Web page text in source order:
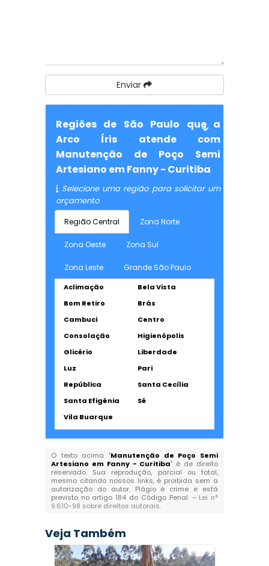
Enviar
Regiões de São Paulo que a
Arco Íris atende com
Manutenção de Poço Semi
Artesiano em Fanny - Curitiba
Selecione uma região para solicitar um
orçamento
Região Central Zona Norte
Zona Oeste Zona Sul
Zona Leste Grande São Paulo
Aclimação
Bela Vista
Bom Retiro
Brás
Cambuci
Centro
Consolação
Higienópolis
Glicério
Liberdade
Luz
Pari
República
Santa Cecília
Santa Efigênia
Sé
Vila Buarque
O texto acima "Manutenção de Poço Semi
Artesiano em Fanny - Curitiba" é de direito
reservado. Sua reprodução, parcial ou total,
mesmo citando nossos links, é proibida sem a
autorização do autor. Plágio é crime e está
previsto no artigo 184 do Código Penal. – Lei n°
9.610-98 sobre direitos autorais.
Veja Também